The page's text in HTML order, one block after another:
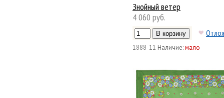
Знойный ветер
4 060 руб.
1888-11 Наличие:мало